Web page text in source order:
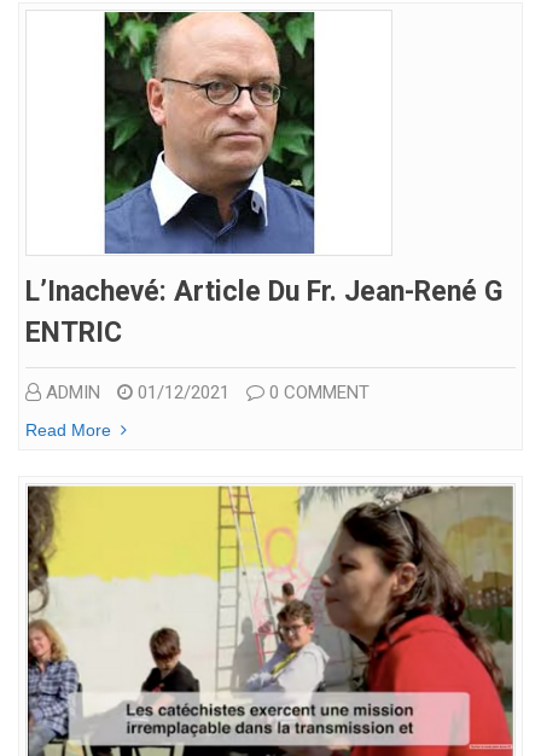
L’Inachevé: Article Du Fr. Jean-René G
ENTRIC
ADMIN 01/12/2021 0 COMMENT
Read More